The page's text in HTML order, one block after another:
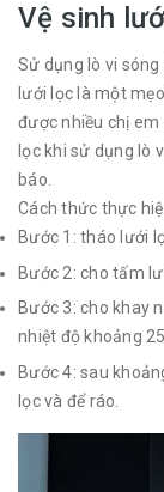
Vệ sinh
Sử dụng lò vi
lưới lọc là một
được nhiều chị em
lọc khi sử dụng lò
báo.
Cách thức thực
Bước 1: tháo lưới
Bước 2: cho tấm
Bước 3: cho khay
nhiệt độ khoảng
Bước 4: sau
lọc và để ráo.